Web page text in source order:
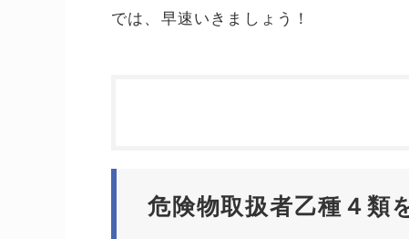
では、早速いきましょう！
危険物取扱者乙種４類